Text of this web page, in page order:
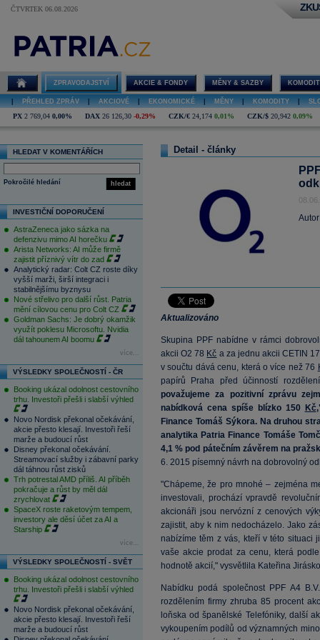
ČTVRTEK 06.08.2026
ZPRAVODAJSTVÍ AKCIE & FONDY MĚNY & SAZBY
PŘEHLED ZPRÁV AKCIOVÉ EKONOMICKÉ MĚNY KOMODITY
PX 2 769,04 0,00% DAX 26 126,30 -0,29% CZK/€ 24,174 0,01% CZK/$ 20,942 0,09%
HLEDAT V KOMENTÁŘÍCH
hledat
Pokročilé hledání
INVESTIČNÍ DOPORUČENÍ
AstraZeneca jako sázka na
defenzivu mimo AI horečku
Arista Networks: AI může firmě
zajistit příznivý vítr do zad
Analytický radar: Colt CZ roste díky
vyšší marži, širší integraci i
stabilnějšímu byznysu
Nové střelivo pro další růst. Patria
mění cílovou cenu pro Colt CZ
Goldman Sachs: Je dobrý okamžik
využít poklesu Microsoftu. Nvidia
dál tahounem AI boomu
více...
VÝSLEDKY SPOLEČNOSTÍ - ČR
Booking ukázal odolnost cestovního
trhu. Investoři přešli i slabší výhled
Novo Nordisk překonal očekávání,
akcie přesto klesají. Investoři řeší
marže a budoucí růst
Disney překonal očekávání.
Streamovací služby i zábavní parky
dál táhnou růst zisků
Trh potrestal AMD příliš. AI příběh
pokračuje a růst by měl dál
zrychlovat
SpaceX roste raketovým tempem,
investory ale děsí účet za AI a
Starship
více...
VÝSLEDKY SPOLEČNOSTÍ - SVĚT
Booking ukázal odolnost cestovního
trhu. Investoři přešli i slabší výhled
Novo Nordisk překonal očekávání,
akcie přesto klesají. Investoři řeší
marže a budoucí růst
Detail - články
Aktualizováno
Skupina PPF nabídne v rámci
akcii O2 78 Kč a za jednu akcii CETIN
v součtu dává cenu, která o více než 76
papírů Praha před účinností
považujeme za pozitivní zprávu
nabídková cena spíše blízko 150
Kč
Finance Tomáš Sýkora. Na druhou
analytika Patria Finance Tomáše
4,1 % pod pátečním závěrem na
6. 2015 písemný návrh na dobrovolný
"Chápeme, že pro mnohé – zejména
investovali, prochází vpravdě
akcionáři jsou nervózní z cenových
zajistit, aby k nim nedocházelo. Jako
nabízíme těm z vás, kteří v této situaci
vaše akcie prodat za cenu, která
hodnotě akcií," vysvětlila Kateřina
Nabídku podá společnost PPF A4
rozdělením firmy zhruba 85 procent
loňska od španělské Telefóniky, další
vykoupením podílů od významných